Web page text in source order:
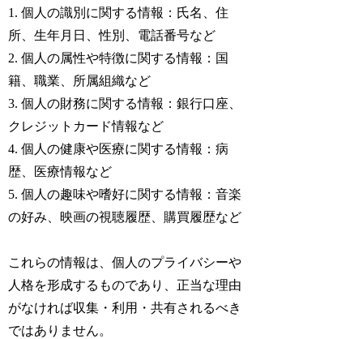
1. 個人の識別に関する情報：氏名、住
所、生年月日、性別、電話番号など
2. 個人の属性や特徴に関する情報：国
籍、職業、所属組織など
3. 個人の財務に関する情報：銀行口座、
クレジットカード情報など
4. 個人の健康や医療に関する情報：病
歴、医療情報など
5. 個人の趣味や嗜好に関する情報：音楽
の好み、映画の視聴履歴、購買履歴など
これらの情報は、個人のプライバシーや
人格を形成するものであり、正当な理由
がなければ収集・利用・共有されるべき
ではありません。